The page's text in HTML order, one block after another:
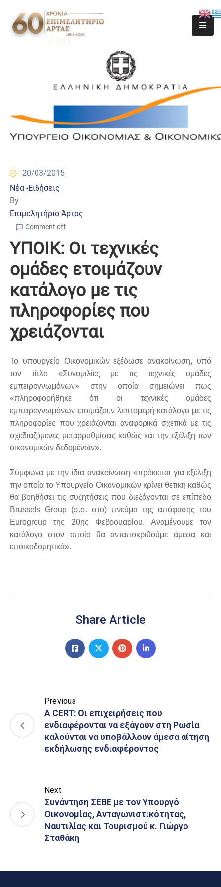
20/03/2015
Νέα -Ειδήσεις
By
Επιμελητήριο Άρτας
Comment off
ΥΠΟΙΚ: Οι τεχνικές
ομάδες ετοιμάζουν
κατάλογο με τις
πληροφορίες που
χρειάζονται
Το υπουργείο Οικονομικών εξέδωσε ανακοίνωση, υπό
τον τίτλο «Συνομιλίες με τις τεχνικές ομάδες
εμπειρογνωμόνων» στην οποία σημειώνει πως
«πληροφορήθηκε ότι οι τεχνικές ομάδες
εμπειρογνωμόνων ετοιμάζουν λεπτομερή κατάλογο με τις
πληροφορίες που χρειάζονται αναφορικά σχετικά με τις
σχεδιαζόμενες μεταρρυθμίσεις καθώς και την εξέλιξη των
οικονομικών δεδομένων».
Σύμφωνα με την ίδια ανακοίνωση «πρόκειται για εξέλιξη
την οποία το Υπουργείο Οικονομικών κρίνει θετική καθώς
θα βοηθήσει τις συζητήσεις που διεξάγονται σε επίπεδο
Brussels Group (σ.σ. στο) πνεύμα της απόφασης του
Eurogroup της 20ης Φεβρουαρίου. Αναμένουμε τον
κατάλογο στον οποίο θα ανταποκριθούμε άμεσα και
εποικοδομητικά».
Share Article
Previous
Α CERT: Οι επιχειρήσεις που
ενδιαφέρονται να εξάγουν στη Ρωσία
καλούνται να υποβάλλουν άμεσα αίτηση
εκδήλωσης ενδιαφέροντος
Next
Συνάντηση ΣΕΒΕ με τον Υπουργό
Οικονομίας, Ανταγωνιστικότητας,
Ναυτιλίας και Τουρισμού κ. Γιώργο
Σταθάκη